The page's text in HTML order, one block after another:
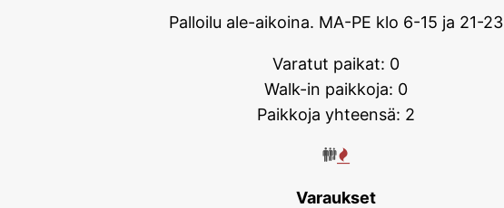
Palloilu ale-aikoina. MA-PE klo 6-15 ja 21-23
Varatut paikat: 0
Walk-in paikkoja: 0
Paikkoja yhteensä: 2
Varaukset